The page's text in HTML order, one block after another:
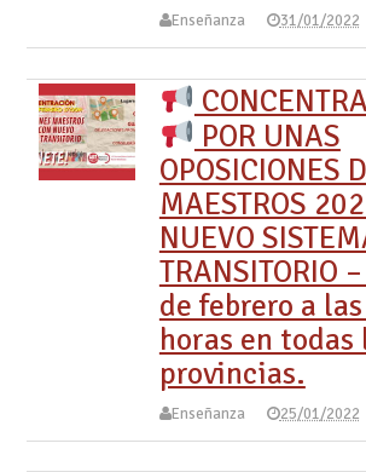
Enseñanza 31/01/2022
POR UNAS
OPOSICIONES
MAESTROS
NUEVO
TRANSITORIO
de febrero a
horas en todas
provincias.
Enseñanza 25/01/2022